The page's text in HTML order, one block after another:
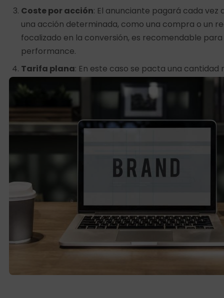
Coste por acción: El anunciante pagará cada vez
una acción determinada, como una compra o un
focalizado en la conversión, es recomendable
performance.
Tarifa plana: En este caso se pacta una cantidad
independientemente de los resultados obtenidos.